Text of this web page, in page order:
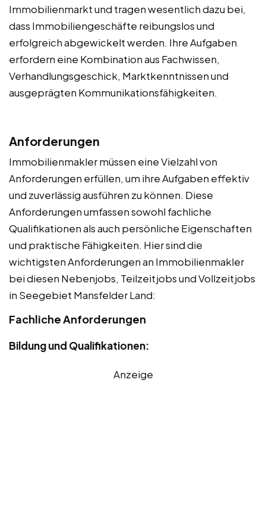
Immobilienmarkt und tragen wesentlich dazu bei,
dass Immobiliengeschäfte reibungslos und
erfolgreich abgewickelt werden. Ihre Aufgaben
erfordern eine Kombination aus Fachwissen,
Verhandlungsgeschick, Marktkenntnissen und
ausgeprägten Kommunikationsfähigkeiten.
Anforderungen
Immobilienmakler müssen eine Vielzahl von
Anforderungen erfüllen, um ihre Aufgaben effektiv
und zuverlässig ausführen zu können. Diese
Anforderungen umfassen sowohl fachliche
Qualifikationen als auch persönliche Eigenschaften
und praktische Fähigkeiten. Hier sind die
wichtigsten Anforderungen an Immobilienmakler
bei diesen Nebenjobs, Teilzeitjobs und Vollzeitjobs
in Seegebiet Mansfelder Land:
Fachliche Anforderungen
Bildung und Qualifikationen:
Anzeige